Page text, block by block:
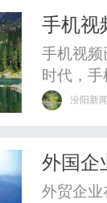
态。联
手机视
手机视
时代，
式。首
特定的
汾阳新
外国企
外贸企业